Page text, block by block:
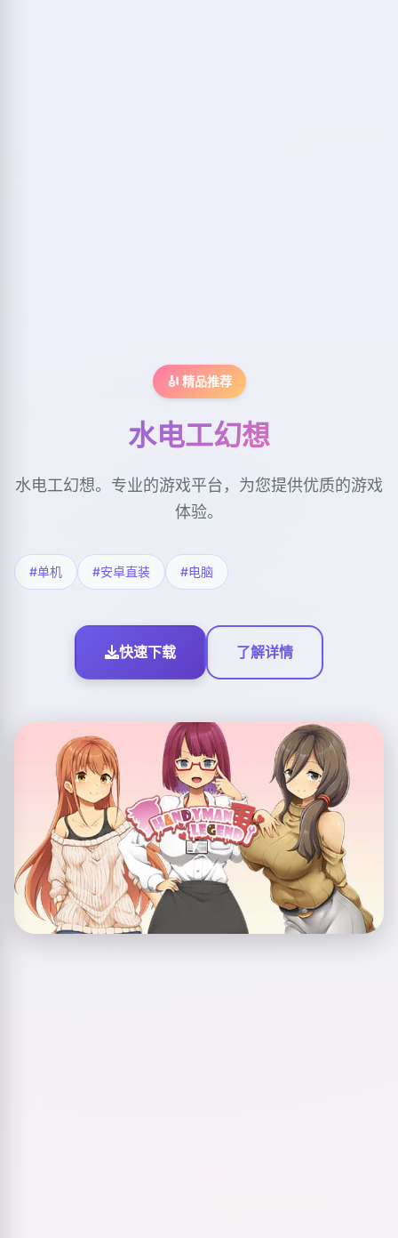
🎻 精品推荐
水电工幻想
水电工幻想。专业的游戏平台，为您提供优质的游戏
体验。
#单机 #安卓直装 #电脑
快速下载 了解详情